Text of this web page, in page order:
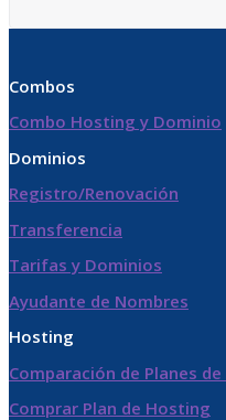
Combos
Combo Hosting y Dominio
Dominios
Registro/Renovación
Transferencia
Tarifas y Dominios
Ayudante de Nombres
Hosting
Comparación de Planes
Comprar Plan de Hosting